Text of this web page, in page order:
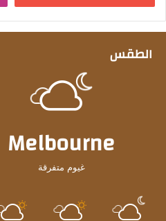
الطقس
Melbourne
غيوم متفرقة